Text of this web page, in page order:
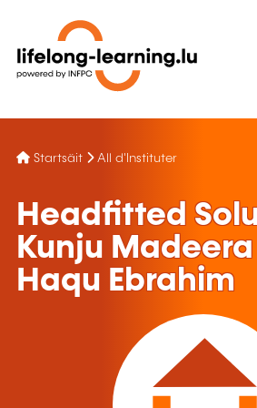
Startsäit All d'Instituter
Headfitted
Kunju
Haqu Ebrahim